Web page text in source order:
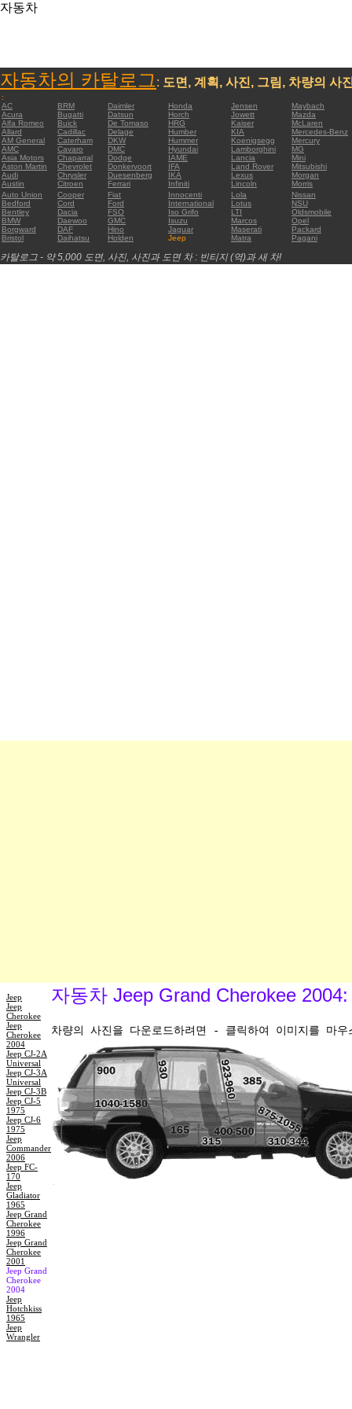
자동차
자동차의 카탈로그: 도면, 계획, 사진, 그림, 차량의 사
:
AC
BRM Daimler Honda Jensen
Maybach
Acura
Bugatti Datsun Horch Jowett
Mazda
Alfa Romeo
Buick De Tomaso HRG Kaiser
McLaren
Allard
Cadillac Delage Humber KIA
Mercedes-Benz
AM General
Caterham DKW Hummer Koenigsegg
Mercury
AMC
Cavaro DMC Hyundai Lamborghini
MG
Asia Motors
Chaparral Dodge IAME Lancia
Mini
Aston Martin
Chevrolet Donkervoort IFA Land Rover
Mitsubishi
Audi
Chrysler Duesenberg IKA Lexus
Morgan
Austin
Citroen Ferrari Infiniti Lincoln
Morris
Auto Union
Cooper Fiat Innocenti Lola
Nissan
Bedford
Cord Ford International Lotus
NSU
Bentley
Dacia FSO Iso Grifo LTI
Oldsmobile
BMW
Daewoo GMC Isuzu Marcos
Opel
Borgward
DAF Hino Jaguar Maserati
Packard
Bristol
Daihatsu Holden Jeep Matra Pagani
카탈로그 - 약 5,000 도면, 사진, 사진과 도면 차 : 빈티지 (역)과 새 차!
Jeep
Jeep
Cherokee
Jeep
Cherokee
2004
Jeep CJ-2A
Universal
Jeep CJ-3A
Universal
Jeep CJ-3B
Jeep CJ-5
1975
Jeep CJ-6
1975
Jeep
Commander
2006
Jeep FC-
170
Jeep
Gladiator
1965
Jeep Grand
Cherokee
1996
Jeep Grand
Cherokee
2001
Jeep Grand
Cherokee
2004
Jeep
Hotchkiss
1965
Jeep
Wrangler
자동차 Jeep Grand Cherokee
차량의 사진을 다운로드하려면 - 클릭하여 이미지를